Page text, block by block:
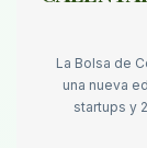
La Bolsa de
una nueva
startups y